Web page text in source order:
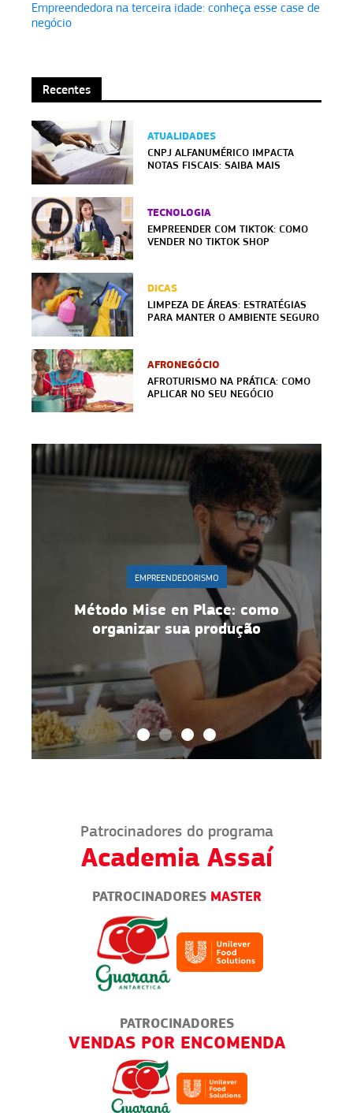
Empreendedora na terceira idade: conheça esse case de
negócio
Recentes
ATUALIDADES
CNPJ ALFANUMÉRICO IMPACTA
NOTAS FISCAIS: SAIBA MAIS
TECNOLOGIA
EMPREENDER COM TIKTOK: COMO
VENDER NO TIKTOK SHOP
DICAS
LIMPEZA DE ÁREAS: ESTRATÉGIAS
PARA MANTER O AMBIENTE SEGURO
AFRONEGÓCIO
AFROTURISMO NA PRÁTICA: COMO
APLICAR NO SEU NEGÓCIO
EMPREENDEDORISMO
Gestão de equipe: 10 estratégias
para manter motivação
Patrocinadores do programa
Academia Assaí
PATROCINADORES MASTER
PATROCINADORES
PIZZARIAS